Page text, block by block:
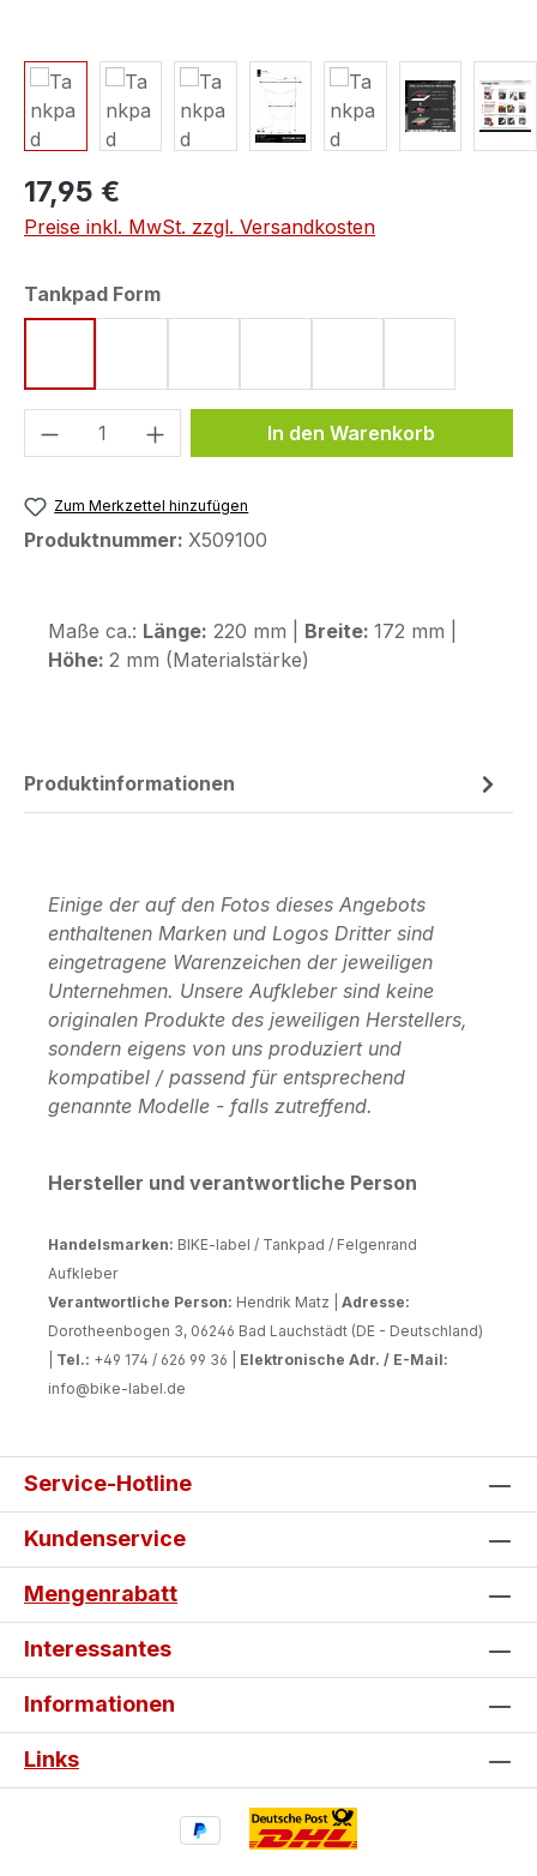
17,95 €
Preise inkl. MwSt. zzgl. Versandkosten
Tankpad Formauswählen
Produkt Anzahl: Gib denIn den Warenkorb
Zum Merkzettel hinzufügen
Produktnummer: X509100
Maße ca.: Länge: 220 mm | Breite: 172 mm |
Höhe: 2 mm (Materialstärke)
Produktinformationen
Einige der auf den Fotos dieses Angebots
enthaltenen Marken und Logos Dritter sind
eingetragene Warenzeichen der jeweiligen
Unternehmen. Unsere Aufkleber sind keine
originalen Produkte des jeweiligen Herstellers,
sondern eigens von uns produziert und
kompatibel / passend für entsprechend
genannte Modelle - falls zutreffend.
Hersteller und verantwortliche Person
Handelsmarken: BIKE-label / Tankpad / Felgenrand
Aufkleber
Verantwortliche Person: Hendrik Matz | Adresse:
Dorotheenbogen 3, 06246 Bad Lauchstädt (DE - Deutschland)
Tel.: +49 174 / 626 99 36 | Elektronische Adr. / E-Mail:
info@bike-label.de
Service-Hotline
Kundenservice
Mengenrabatt
Interessantes
Informationen
Links